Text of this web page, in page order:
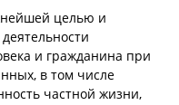
целью и
и гражданина при
в том числе
частной жизни,